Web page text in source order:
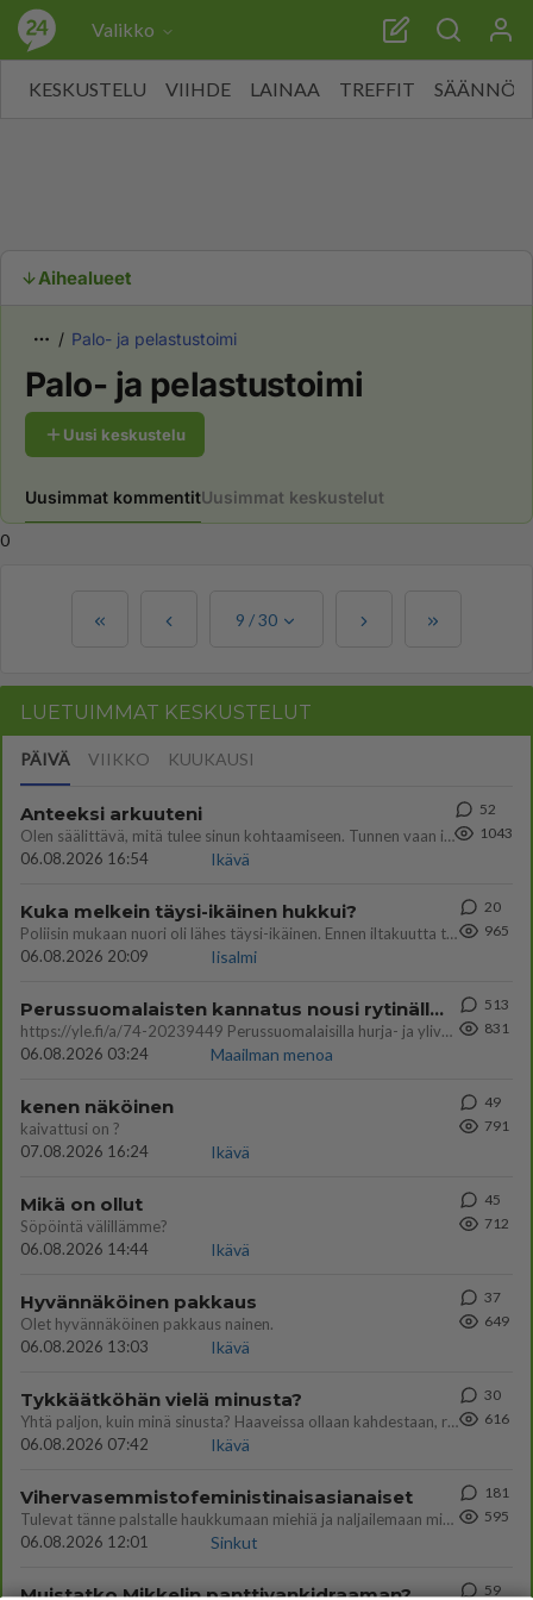
Valikko
KESKUSTELU VIIHDE LAINAA TREFFIT SÄÄNNÖT
Aihealueet
Palo- ja pelastustoimi
Palo- ja pelastustoimi
Uusi keskustelu
Uusimmat kommentitUusimmat keskustelut
0
9 /30
LUETUIMMAT KESKUSTELUT
PÄIVÄ VIIKKO KUUKAUSI
Anteeksi arkuuteni
Olen säälittävä, mitä tulee sinun kohtaamiseen. Tunnen vaan itseni todella epävarmaksi sun kanssa. Jos minun olisi pitän
06.08.2026 16:54
Ikävä
52
1043
Kuka melkein täysi-ikäinen hukkui?
Poliisin mukaan nuori oli lähes täysi-ikäinen. Ennen iltakuutta tulleen ilmoituksen mukaan ihminen oli joutunut mahdoll
06.08.2026 20:09
Iisalmi
20
965
Perussuomalaisten kannatus nousi rytinällä Ylen tänään julkaisemassa tuoreimmassa gallup-kyselyssä.
https://yle.fi/a/74-20239449 Perussuomalaisilla hurja- ja ylivoimaisesti suurin nousu tässä uudessa Ylen gallupissa. Kyl
06.08.2026 03:24
Maailman menoa
513
831
kenen näköinen
kaivattusi on ?
07.08.2026 16:24
Ikävä
49
791
Mikä on ollut
Söpöintä välillämme?
06.08.2026 14:44
Ikävä
45
712
Hyvännäköinen pakkaus
Olet hyvännäköinen pakkaus nainen.
06.08.2026 13:03
Ikävä
37
649
Tykkäätköhän vielä minusta?
Yhtä paljon, kuin minä sinusta? Haaveissa ollaan kahdestaan, rauhassa ja lähennytään fyysisesti ja tutustutaan syvemmin
06.08.2026 07:42
Ikävä
30
616
Vihervasemmistofeministinaisasianaiset
Tulevat tänne palstalle haukkumaan miehiä ja naljailemaan miehelle, kehuvat olevansa heitä parempia. Itse asuvat MIEHE
06.08.2026 12:01
Sinkut
181
595
Muistatko Mikkelin panttivankidraaman?
59